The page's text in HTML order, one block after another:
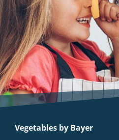
Vegetables by Bayer